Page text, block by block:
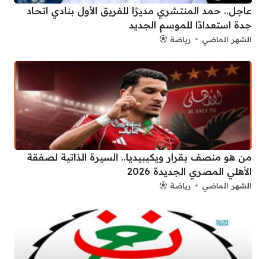
عاجل.. حمد المنتشري مديرًا للفريق الأول بنادي اتحاد
جدة استعدادًا للموسم الجديد
الشهر الماضي رياضة
من هو منصف بقرار ويكيبيديا.. السيرة الذاتية لصفقة
الأهلي المصري الجديدة 2026
الشهر الماضي رياضة